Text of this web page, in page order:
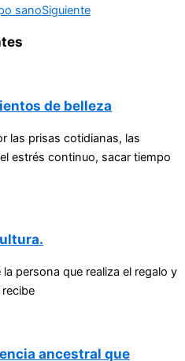
sanoSiguiente
de belleza
las prisas cotidianas, las
estrés continuo, sacar tiempo
persona que realiza el regalo y
ancestral que